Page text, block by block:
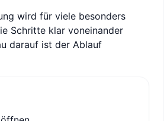
wird für viele besonders
Schritte klar voneinander
darauf ist der Ablauf